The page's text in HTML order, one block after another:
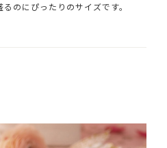
のにぴったりのサイズです。